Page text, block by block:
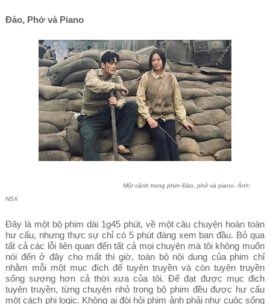
Đào, Phở và Piano
Một cảnh trong phim Đào, phở và piano. Ảnh:
NSX
Đây là một bộ phim dài 1g45 phút, về một câu chuyện hoàn toàn
hư cấu, nhưng thực sự chỉ có 5 phút đáng xem ban đầu. Bỏ qua
tất cả các lỗi liên quan đến tất cả mọi chuyện mà tôi không muốn
nói đến ở đây cho mất thì giờ, toàn bộ nội dung của phim chỉ
nhằm mỗi một mục đích để tuyên truyền và còn tuyên truyền
sống sượng hơn cả thời xưa của tôi. Để đạt được mục đich
tuyên truyền, từng chuyện nhỏ trong bộ phim đều được hư cấu
một cách phi logic. Không ai đòi hỏi phim ảnh phải như cuộc sống